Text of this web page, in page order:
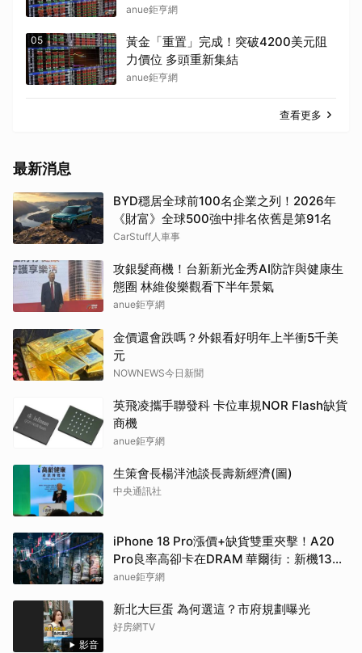
anue鉅亨網
05
黃金「重置」完成！突破4200美元阻
力價位 多頭重新集結
anue鉅亨網
查看更多
最新消息
BYD穩居全球前100名企業之列！2026年
《財富》全球500強中排名依舊是第91名
CarStuff人車事
攻銀髮商機！台新新光金秀AI防詐與健康生
態圈 林維俊樂觀看下半年景氣
anue鉅亨網
金價還會跌嗎？外銀看好明年上半衝5千美
元
NOWNEWS今日新聞
英飛凌攜手聯發科 卡位車規NOR Flash缺貨
商機
anue鉅亨網
生策會長楊泮池談長壽新經濟(圖)
中央通訊社
iPhone 18 Pro漲價+缺貨雙重夾擊！A20
Pro良率高卻卡在DRAM 華爾街：新機1399
美元起跳
anue鉅亨網
影音
新北大巨蛋 為何選這？市府規劃曝光
好房網TV